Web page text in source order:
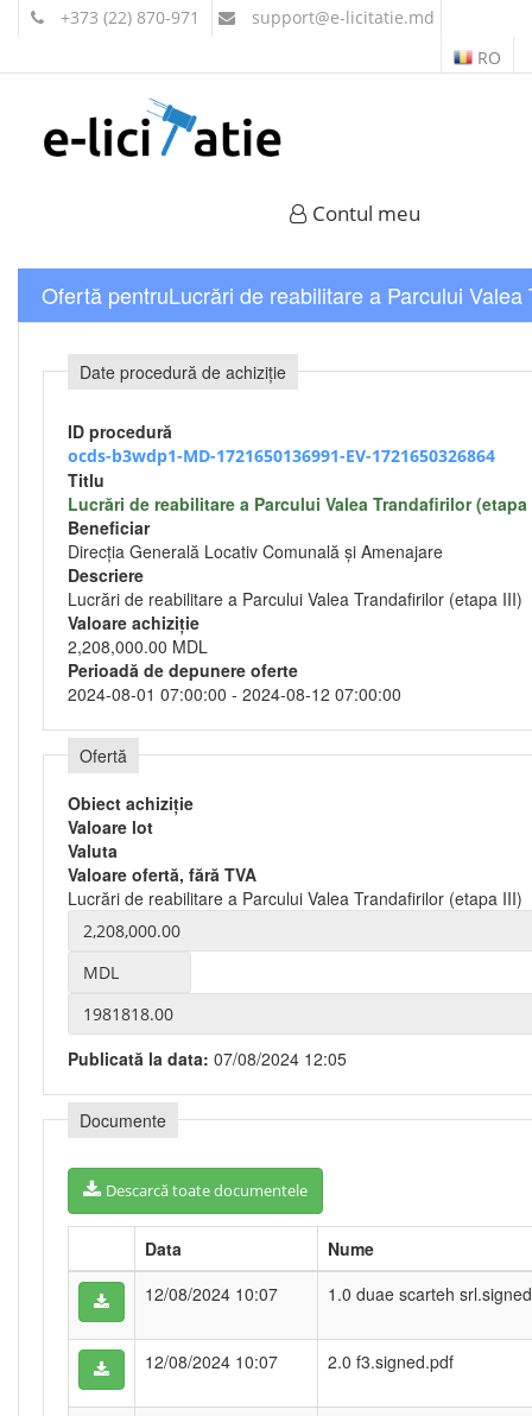
+373 (22) 870-971 support@e-licitatie.md
RO
Contul meu
Ofertă pentruLucrări de reabilitare a Parcului Valea
Date procedură de achiziție
ID procedură
ocds-b3wdp1-MD-1721650136991-EV-1721650326864
Titlu
Lucrări de reabilitare a Parcului Valea Trandafirilor (etapa
Beneficiar
Direcţia Generală Locativ Comunală şi Amenajare
Descriere
Lucrări de reabilitare a Parcului Valea Trandafirilor (etapa III)
Valoare achiziție
2,208,000.00 MDL
Perioadă de depunere oferte
2024-08-01 07:00:00 - 2024-08-12 07:00:00
Ofertă
Obiect achiziție
Valoare lot
Valuta
Valoare ofertă, fără TVA
Lucrări de reabilitare a Parcului Valea Trandafirilor (etapa III)
Publicată la data: 07/08/2024 12:05
Documente
Descarcă toate documentele
Data
Nume
12/08/2024 10:07
1.0 duae scarteh
12/08/2024 10:07 2.0 f3.signed.pdf